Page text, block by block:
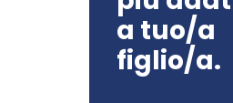
a tuo/a
figlio/a.